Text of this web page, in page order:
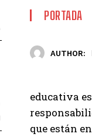
PORTADA
AUTHOR:
educativa
que están